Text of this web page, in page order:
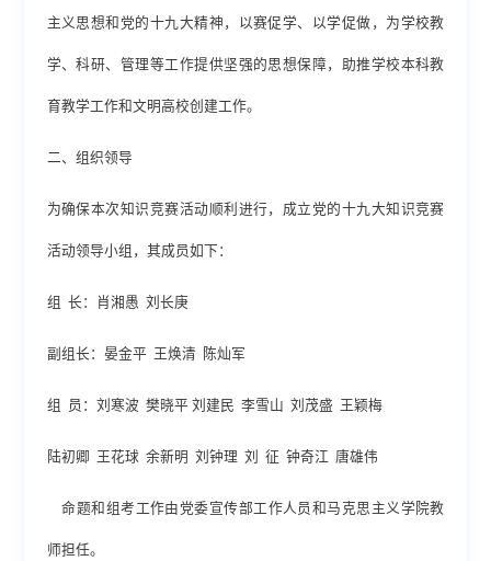
主义思想和 党的十九大精神，以赛促学、以学促做 ，为学校教
学、科研、管理等工作提供坚强的思想保障，助推学校本科教
育教学工作和文明高校创建工作。
二、组织领导
为确保本次知识竞赛活动顺利进行，成立党的十九大知识竞赛
活动领导小组，其成员如下：
组 长：肖湘愚 刘长庚
副组长：晏金平 王焕清 陈灿军
组 员：刘寒波 樊晓平 刘建民 李雪山 刘茂盛 王颖梅
陆初卿 王花球 余新明 刘钟理 刘 征 钟奇江 唐雄伟
命题和组考工作由党委宣传部工作人员和马克思主义学院教
师担任。